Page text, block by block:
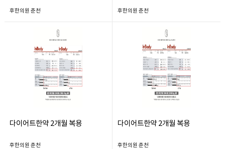
후한의원 춘천 후한의원 춘천
다이어트한약 2개월 복용
후한의원 춘천
다이어트한약 2개월 복용
후한의원 춘천